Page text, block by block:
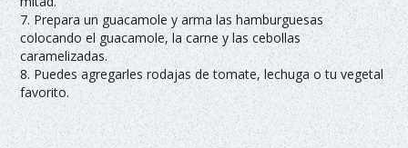
7. Prepara un guacamole y arma las hamburguesas
colocando el guacamole, la carne y las cebollas
caramelizadas.
8. Puedes agregarles rodajas de tomate, lechuga o tu vegetal
favorito.